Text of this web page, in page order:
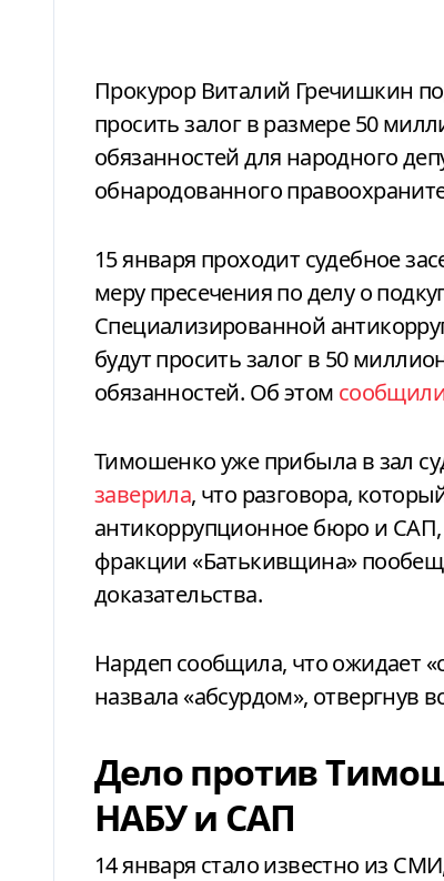
Прокурор Виталий Гречишкин подтвердил, что сторона обвинения будет
просить залог в размере 50
обязанностей для народного
обнародованного
15 января проходит судебное заседание, на котором избирают Тимошенко
меру пресечения по делу о
Специализированной
будут просить залог в 50
обязанностей. Об этом
Тимошенко уже прибыла в зал
заверила, что разговора,
антикоррупционное бюро и
фракции «Батькивщина»
доказательства.
Нардеп сообщила, что ожидает
назвала «абсурдом», отвергнув
Дело против
НАБУ и САП
14 января стало известно из